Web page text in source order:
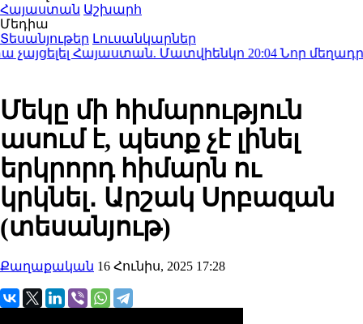
Հայաստան Աշխարհ
Մեդիա
Տեսանյութեր Լուսանկարներ
Հայաստան. Մատվիենկո20:04Նոր
Մեկը մի հիմարություն
ասում է, պետք չէ լինել
երկրորդ հիմարն ու
կրկնել․ Արշակ Սրբազան
(տեսանյութ)
Քաղաքական 16 Հունիս, 2025 17:28